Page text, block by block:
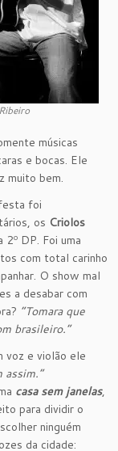
músicas
e bocas. Ele
muito bem.
foi
os Criolos
DP. Foi uma
com total carinho
O show mal
a desabar com
“Tomara que
brasileiro.”
voz e violão ele
assim.”
casa sem janelas,
para dividir o
ninguém
da cidade: